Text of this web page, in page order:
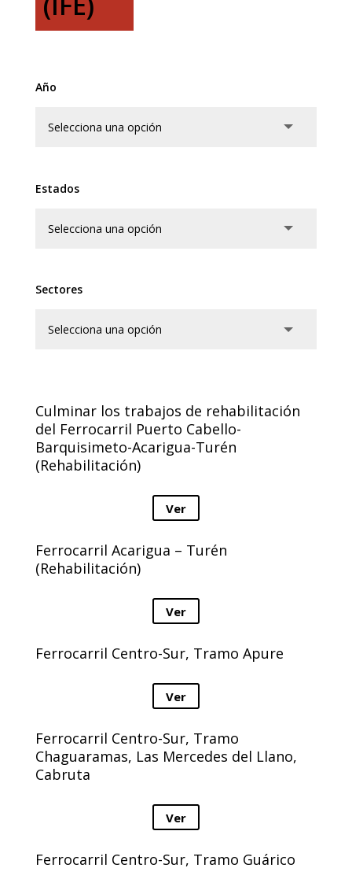
Año
Estados
Sectores
Culminar los trabajos de rehabilitación
del Ferrocarril Puerto Cabello-
Barquisimeto-Acarigua-Turén
(Rehabilitación)
Ver
Ferrocarril Acarigua – Turén
(Rehabilitación)
Ver
Ferrocarril Centro-Sur, Tramo Apure
Ver
Ferrocarril Centro-Sur, Tramo
Chaguaramas, Las Mercedes del Llano,
Cabruta
Ver
Ferrocarril Centro-Sur, Tramo Guárico